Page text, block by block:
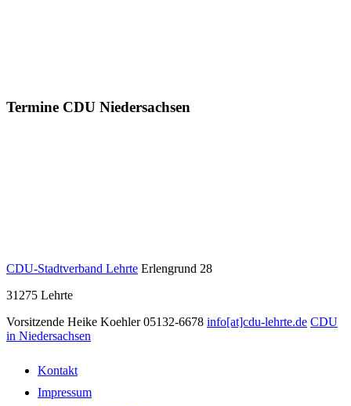
Termine CDU Niedersachsen
CDU-Stadtverband Lehrte Erlengrund 28
31275 Lehrte
Vorsitzende Heike Koehler 05132-6678 info[at]cdu-lehrte.de CDU
in Niedersachsen
Kontakt
Impressum